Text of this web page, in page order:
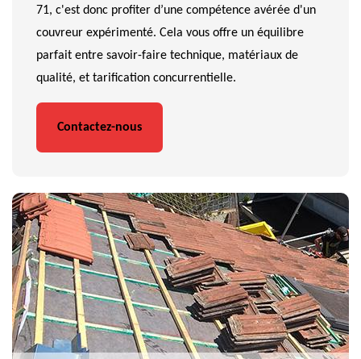
71, c'est donc profiter d’une compétence avérée d'un
couvreur expérimenté. Cela vous offre un équilibre
parfait entre savoir-faire technique, matériaux de
qualité, et tarification concurrentielle.
Contactez-nous